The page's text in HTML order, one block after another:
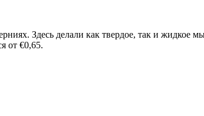
Здесь делали как твердое, так и жидкое
от €0,65.